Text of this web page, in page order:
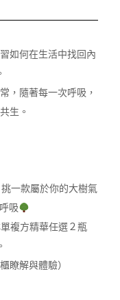
如何在生活中找回內
，隨著每一次呼吸，
生。
一款屬於你的大樹氣
吸
複方精華任選２瓶
瞭解與體驗）